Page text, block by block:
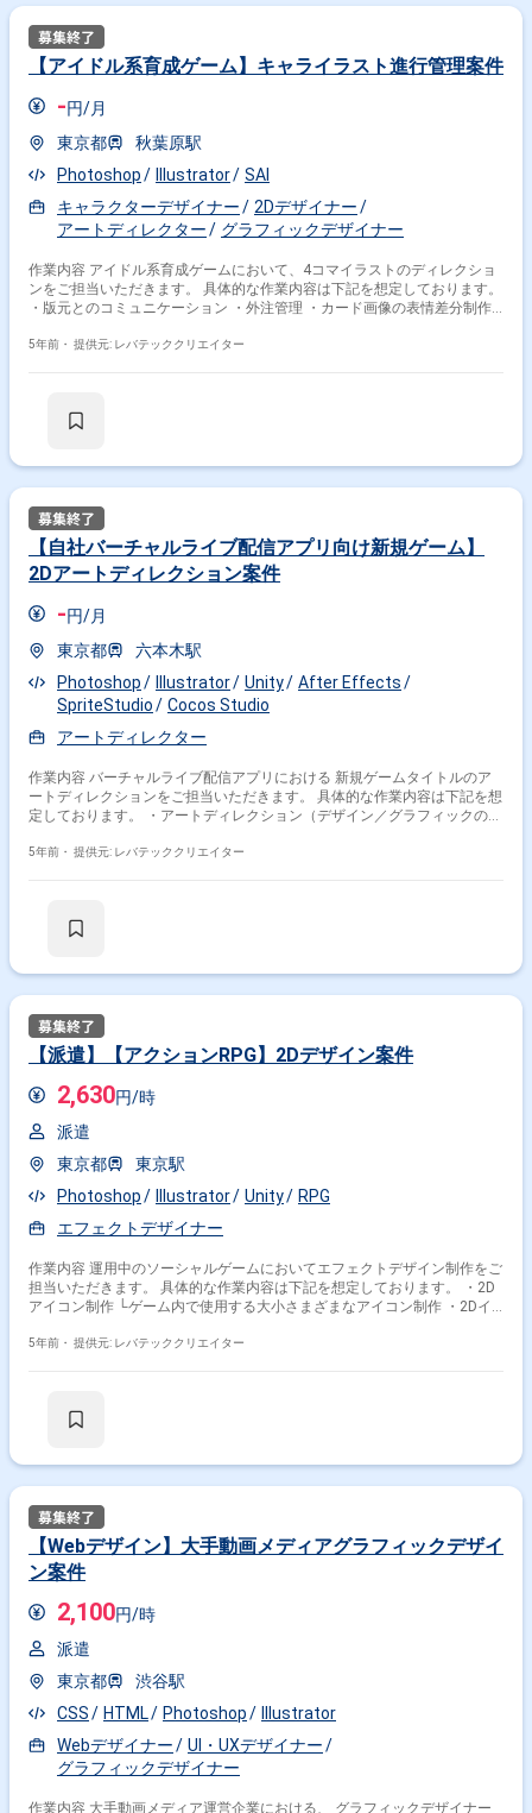
【アイドル系育成ゲーム】キャライラスト進行管理案件
-円/月
東京都
秋葉原駅
Photoshop
Illustrator
SAI
キャラクターデザイナー
2Dデザイナー
アートディレクター
グラフィックデザイナー
作業内容 アイドル系育成ゲームにおいて、4コマイラストのディレクショ
ンをご担当いただきます。 具体的な作業内容は下記を想定しております。
・版元とのコミュニケーション ・外注管理 ・カード画像の表情差分制作
する作業内容が異なる場合がございます。
5年前・ 提供元: レバテッククリエイター
【自社バーチャルライブ配信アプリ向け新規ゲーム】
2Dアートディレクション案件
-円/月
東京都
六本木駅
Photoshop
Illustrator Unity
After Effects
SpriteStudio
Cocos Studio
アートディレクター
作業内容 バーチャルライブ配信アプリにおける 新規ゲームタイトルのア
ートディレクションをご担当いただきます。 具体的な作業内容は下記を想
定しております。 ・アートディレクション（デザイン／グラフィックのク
示、管理 ・スマートフォンアプリの構築、運営 ・デザイン外注先との各
5年前・ 提供元: レバテッククリエイター
【派遣】【アクションRPG】2Dデザイン案件
2,630円/時
派遣
東京都
東京駅
Photoshop
Illustrator Unity
RPG
エフェクトデザイナー
作業内容 運用中のソーシャルゲームにおいてエフェクトデザイン制作をご
担当いただきます。 具体的な作業内容は下記を想定しております。 ・2D
アイコン制作 └ゲーム内で使用する大小さまざまなアイコン制作 ・2Dイ
ト制作 ・エフェクト制作 └攻撃エフェクトやスキル演出、ボス登場演出な
5年前・ 提供元: レバテッククリエイター
【Webデザイン】大手動画メディアグラフィックデザイ
ン案件
2,100円/時
派遣
東京都
渋谷駅
CSS
HTML Photoshop
Illustrator
Webデザイナー
UI・UXデザイナー
グラフィックデザイナー
作業内容 大手動画メディア運営企業における、 グラフィックデザイナー